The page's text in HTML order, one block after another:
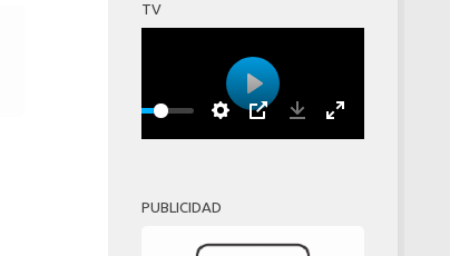
TV
Play
PUBLICIDAD